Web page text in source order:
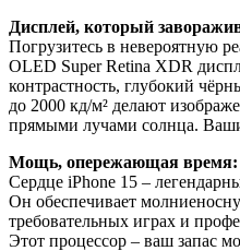
Дисплей, который
Погрузитесь в невероятную
OLED Super Retina XDR
контрастность, глубокий
до 2000 кд/м² делают
прямыми лучами солнца.
Мощь, опережающая время:
Сердце iPhone 15 –
Он обеспечивает
требовательных играх и
Этот процессор – ваш запас